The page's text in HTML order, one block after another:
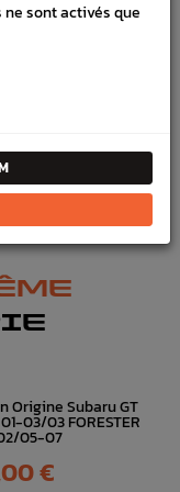
Origine Subaru GT
03/03 FORESTER
05-07
€
sont activés que